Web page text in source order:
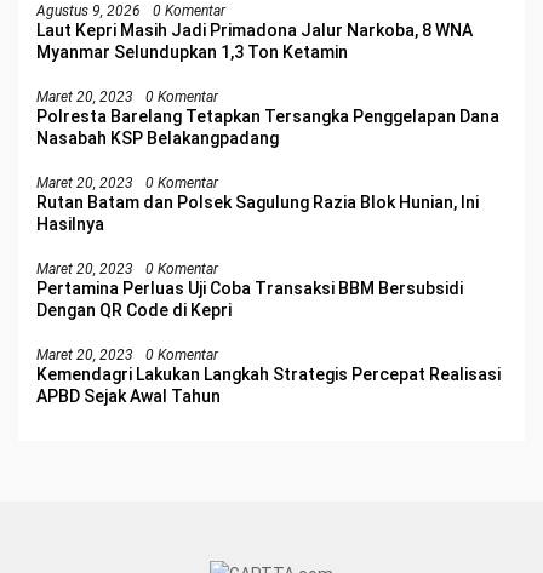
Agustus 9, 2026 0 Komentar
Laut Kepri Masih Jadi Primadona Jalur Narkoba, 8 WNA
Myanmar Selundupkan 1,3 Ton Ketamin
Maret 20, 2023 0 Komentar
Polresta Barelang Tetapkan Tersangka Penggelapan Dana
Nasabah KSP Belakangpadang
Maret 20, 2023 0 Komentar
Rutan Batam dan Polsek Sagulung Razia Blok Hunian, Ini
Hasilnya
Maret 20, 2023 0 Komentar
Pertamina Perluas Uji Coba Transaksi BBM Bersubsidi
Dengan QR Code di Kepri
Maret 20, 2023 0 Komentar
Kemendagri Lakukan Langkah Strategis Percepat Realisasi
APBD Sejak Awal Tahun